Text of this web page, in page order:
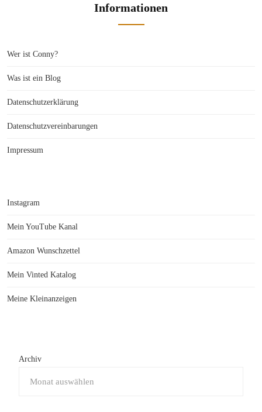
Informationen
Wer ist Conny?
Was ist ein Blog
Datenschutzerklärung
Datenschutzvereinbarungen
Impressum
Instagram
Mein YouTube Kanal
Amazon Wunschzettel
Mein Vinted Katalog
Meine Kleinanzeigen
Archiv